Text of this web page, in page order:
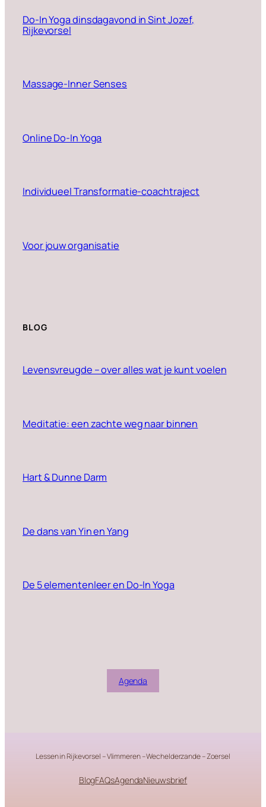
Do-In Yoga dinsdagavond in Sint Jozef,
Rijkevorsel
Massage-Inner Senses
Online Do-In Yoga
Individueel Transformatie-coachtraject
Voor jouw organisatie
BLOG
Levensvreugde – over alles wat je kunt voelen
Meditatie: een zachte weg naar binnen
Hart & Dunne Darm
De dans van Yin en Yang
De 5 elementenleer en Do-In Yoga
Agenda
Lessen in Rijkevorsel – Vlimmeren – Wechelderzande – Zoersel
BlogFAQsAgendaNieuwsbrief